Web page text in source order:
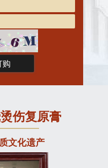
伤复原膏
文化遗产